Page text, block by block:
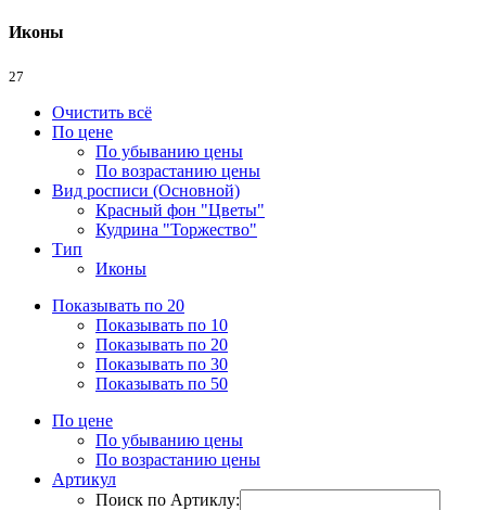
Иконы
27
Очистить всё
По цене
По убыванию цены
По возрастанию цены
Вид росписи (Основной)
Красный фон "Цветы"
Кудрина "Торжество"
Тип
Иконы
Показывать по 20
Показывать по 10
Показывать по 20
Показывать по 30
Показывать по 50
По цене
По убыванию цены
По возрастанию цены
Артикул
Поиск по Артиклу: